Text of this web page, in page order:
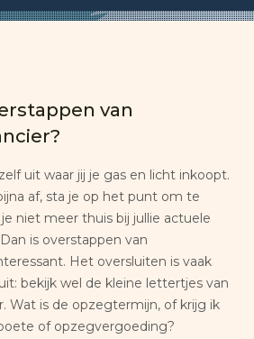
van
uit waar jij je gas en licht inkoopt.
af, sta je op het punt om te
niet meer thuis bij jullie actuele
is overstappen van
Het oversluiten is vaak
bekijk wel de kleine lettertjes van
Wat is de opzegtermijn, of krijg ik
of opzegvergoeding?